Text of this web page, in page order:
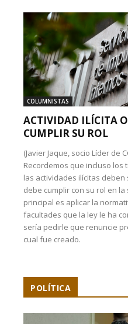
COLUMNISTAS
ACTIVIDAD ILÍCITA
CUMPLIR SU ROL
(Javier Jaque, socio Líder de
Recordemos que incluso
las actividades ilícitas deben
debe cumplir con su rol en
principal es aplicar la
facultades que la ley le ha
sería pedirle que renuncie
cual fue creado.
POLÍTICA